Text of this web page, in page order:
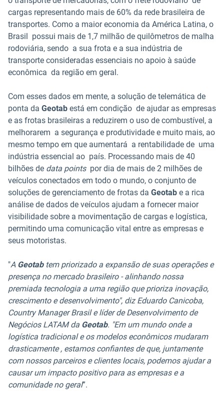
cargas representando mais de 60% da rede brasileira de
transportes. Como a maior economia da América Latina, o
Brasil possui mais de 1,7 milhão de quilômetros de malha
rodoviária, sendo a sua frota e a sua indústria de
transporte consideradas essenciais no apoio à saúde
econômica da região em geral.
Com esses dados em mente, a solução de telemática de
ponta da Geotab está em condição de ajudar as empresas
e as frotas brasileiras a reduzirem o uso de combustível, a
melhorarem a segurança e produtividade e muito mais, ao
mesmo tempo em que aumentará a rentabilidade de uma
indústria essencial ao país. Processando mais de 40
bilhões de data points por dia de mais de 2 milhões de
veículos conectados em todo o mundo, o conjunto de
soluções de gerenciamento de frotas da Geotab e a rica
análise de dados de veículos ajudam a fornecer maior
visibilidade sobre a movimentação de cargas e logística,
permitindo uma comunicação vital entre as empresas e
seus motoristas.
"A Geotab tem priorizado a expansão de suas operações e
presença no mercado brasileiro - alinhando nossa
premiada tecnologia a uma região que prioriza inovação,
crescimento e desenvolvimento", diz Eduardo Canicoba,
Country Manager Brasil e líder de Desenvolvimento de
Negócios LATAM da Geotab. "Em um mundo onde a
logística tradicional e os modelos econômicos mudaram
drasticamente , estamos confiantes de que, juntamente
com nossos parceiros e clientes locais, podemos ajudar a
causar um impacto positivo para as empresas e a
comunidade no geral”.